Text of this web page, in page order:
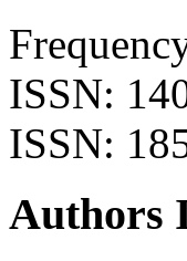
ISSN:
ISSN:
Authors